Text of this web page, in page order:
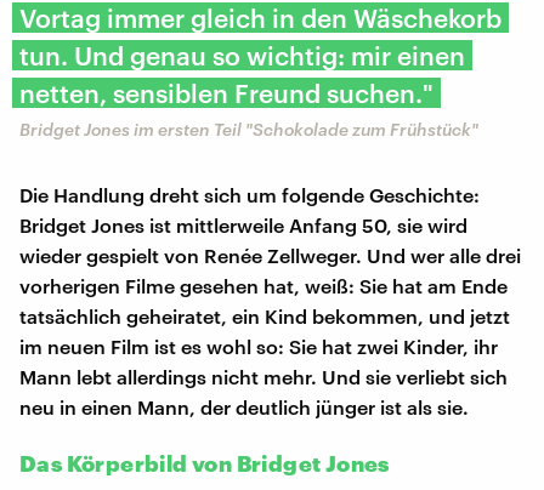
Vortag immer gleich in den Wäschekorb
tun. Und genau so wichtig: mir einen
netten, sensiblen Freund suchen."
Bridget Jones im ersten Teil "Schokolade zum Frühstück"
Die Handlung dreht sich um folgende Geschichte:
Bridget Jones ist mittlerweile Anfang 50, sie wird
wieder gespielt von Renée Zellweger. Und wer alle drei
vorherigen Filme gesehen hat, weiß: Sie hat am Ende
tatsächlich geheiratet, ein Kind bekommen, und jetzt
im neuen Film ist es wohl so: Sie hat zwei Kinder, ihr
Mann lebt allerdings nicht mehr. Und sie verliebt sich
neu in einen Mann, der deutlich jünger ist als sie.
Das Körperbild von Bridget Jones